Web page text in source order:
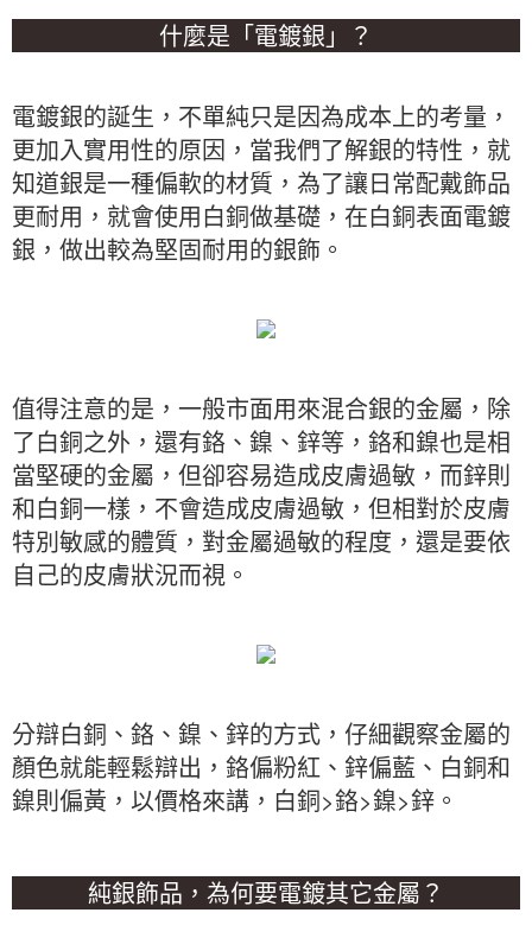
什麼是「電鍍銀」？
電鍍銀的誕生，不單純只是因為成本上的考量，
更加入實用性的原因，當我們了解銀的特性，就
知道銀是一種偏軟的材質，為了讓日常配戴飾品
更耐用，就會使用白銅做基礎，在白銅表面電鍍
銀，做出較為堅固耐用的銀飾。
值得注意的是，一般市面用來混合銀的金屬，除
了白銅之外，還有鉻、鎳、鋅等，鉻和鎳也是相
當堅硬的金屬，但卻容易造成皮膚過敏，而鋅則
和白銅一樣，不會造成皮膚過敏，但相對於皮膚
特別敏感的體質，對金屬過敏的程度，還是要依
自己的皮膚狀況而視。
分辯白銅、鉻、鎳、鋅的方式，仔細觀察金屬的
顏色就能輕鬆辯出，鉻偏粉紅、鋅偏藍、白銅和
鎳則偏黃，以價格來講，白銅>鉻>鎳>鋅。
純銀飾品，為何要電鍍其它金屬？